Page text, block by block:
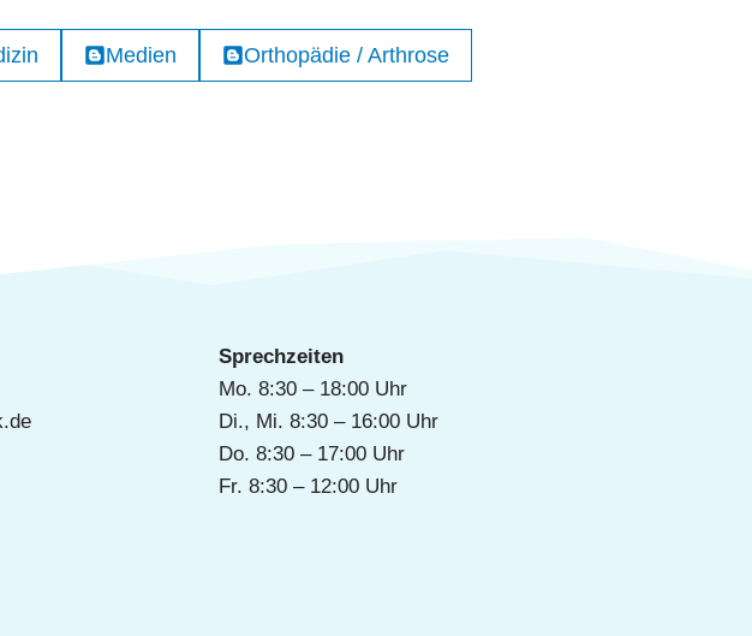
Medien Orthopädie / Arthrose
Sprechzeiten
Mo. 8:30 – 18:00 Uhr
Di., Mi. 8:30 – 16:00 Uhr
Do. 8:30 – 17:00 Uhr
Fr. 8:30 – 12:00 Uhr